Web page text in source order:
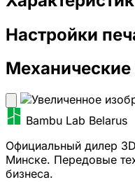
Настройки
Механические
Bambu Lab Belarus
Официальный дилер
Минске. Передовые
бизнеса.